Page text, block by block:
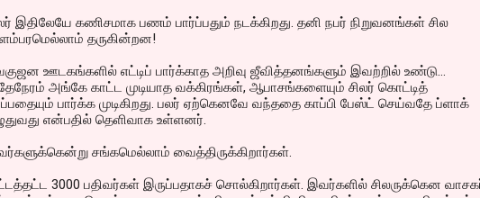
இதிலேயே கணிசமாக பணம் பார்ப்பதும் நடக்கிறது. தனி நபர் நிறுவனங்கள் சில
தருகின்றன!
ஊடகங்களில் எட்டிப் பார்க்காத அறிவு ஜீவித்தனங்களும் இவற்றில் உண்டு...
அங்கே காட்ட முடியாத வக்கிரங்கள், ஆபாசங்களையும் சிலர் கொட்டித்
பார்க்க முடிகிறது. பலர் ஏற்கெனவே வந்ததை காப்பி பேஸ்ட் செய்வதே ப்ளாக்
என்பதில் தெளிவாக உள்ளனர்.
சங்கமெல்லாம் வைத்திருக்கிறார்கள்.
3000 பதிவர்கள் இருப்பதாகச் சொல்கிறார்கள். இவர்களில் சிலருக்கென